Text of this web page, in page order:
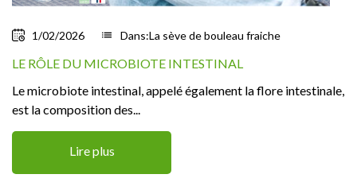
1/02/2026 list Dans:La sève de bouleau fraiche
LE RÔLE DU MICROBIOTE INTESTINAL
Le microbiote intestinal, appelé également la flore intestinale,
est la composition des...
Lire plus